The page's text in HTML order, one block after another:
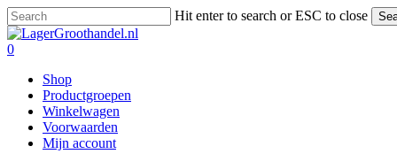
Skip
to
main
Hit enter to search or ESC to close
Close
Search
0
Shop
Productgroepen
Winkelwagen
Voorwaarden
Mijn account